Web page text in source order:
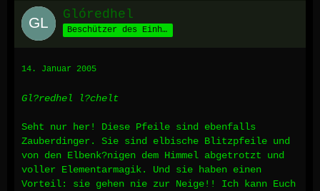
Glóredhel
Beschützer des Einhorns
14. Januar 2005
Gl?redhel l?chelt
Seht nur her! Diese Pfeile sind ebenfalls
Zauberdinger. Sie sind elbische Blitzpfeile und
von den Elbenk?nigen dem Himmel abgetrotzt und
voller Elementarmagik. Und sie haben einen
Vorteil: sie gehen nie zur Neige!! Ich kann Euch